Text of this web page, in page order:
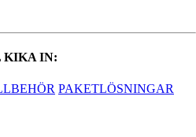
KIKA IN:
PAKETLÖSNINGAR